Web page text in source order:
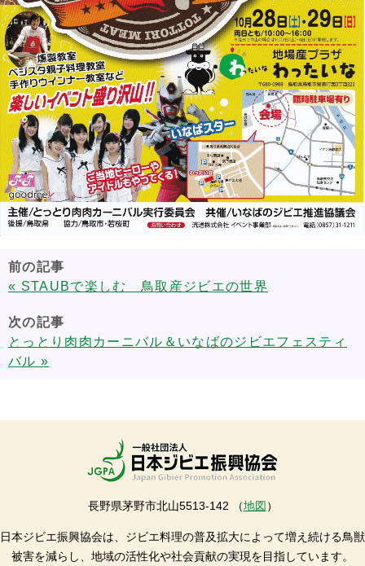
前の記事
« STAUBで楽しむ 鳥取産ジビエの世界
次の記事
とっとり肉肉カーニバル＆いなばのジビエフェスティ
バル »
長野県茅野市北山5513-142 （地図 ）
日本ジビエ振興協会は、ジビエ料理の普及拡大によって増え続ける鳥獣
被害を減らし、地域の活性化や社会貢献の実現を目指しています。